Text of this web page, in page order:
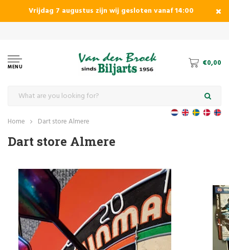
Vrijdag 7 augustus zijn wij gesloten vanaf 14:00
MENU €0,00
Home Dart store Almere
Dart store Almere